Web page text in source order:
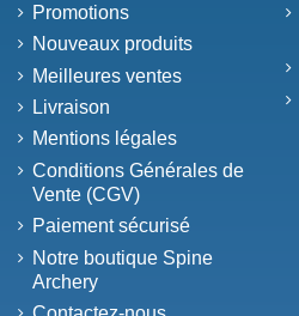
Promotions
Nouveaux produits
Meilleures ventes
Livraison
Mentions légales
Conditions Générales de
Vente (CGV)
Paiement sécurisé
Notre boutique Spine
Archery